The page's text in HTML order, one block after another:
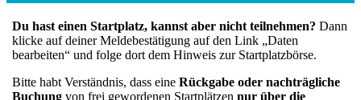
Du hast einen Startplatz, kannst aber nicht teilnehmen? Dann
klicke auf deiner Meldebestätigung auf den Link „Daten
bearbeiten“ und folge dort dem Hinweis zur Startplatzbörse.
Bitte habt Verständnis, dass eine Rückgabe oder nachträgliche
Buchung von frei gewordenen Startplätzen nur über die